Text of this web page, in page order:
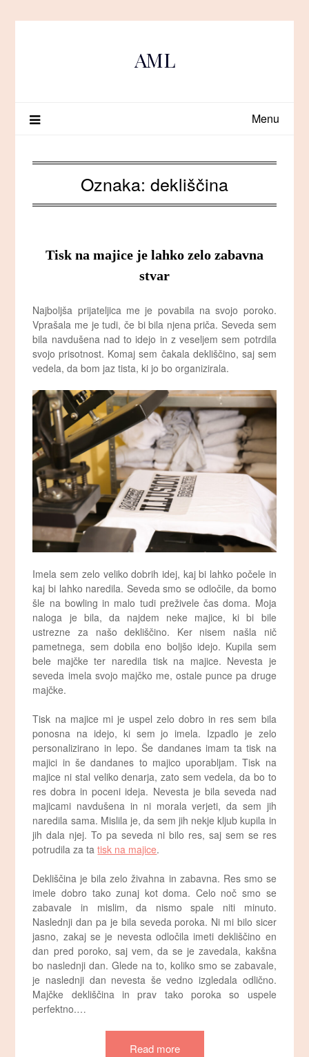
AML
Menu
Oznaka: dekliščina
Tisk na majice je lahko zelo zabavna
stvar
Najboljša prijateljica me je povabila na svojo poroko.
Vprašala me je tudi, če bi bila njena priča. Seveda sem
bila navdušena nad to idejo in z veseljem sem potrdila
svojo prisotnost. Komaj sem čakala dekliščino, saj sem
vedela, da bom jaz tista, ki jo bo organizirala.
Imela sem zelo veliko dobrih idej, kaj bi lahko počele in
kaj bi lahko naredila. Seveda smo se odločile, da bomo
šle na bowling in malo tudi preživele čas doma. Moja
naloga je bila, da najdem neke majice, ki bi bile
ustrezne za našo dekliščino. Ker nisem našla nič
pametnega, sem dobila eno boljšo idejo. Kupila sem
bele majčke ter naredila tisk na majice. Nevesta je
seveda imela svojo majčko me, ostale punce pa druge
majčke.
Tisk na majice mi je uspel zelo dobro in res sem bila
ponosna na idejo, ki sem jo imela. Izpadlo je zelo
personalizirano in lepo. Še dandanes imam ta tisk na
majici in še dandanes to majico uporabljam. Tisk na
majice ni stal veliko denarja, zato sem vedela, da bo to
res dobra in poceni ideja. Nevesta je bila seveda nad
majicami navdušena in ni morala verjeti, da sem jih
naredila sama. Mislila je, da sem jih nekje kljub kupila in
jih dala njej. To pa seveda ni bilo res, saj sem se res
potrudila za tatisk na majice.
Dekliščina je bila zelo živahna in zabavna. Res smo se
imele dobro tako zunaj kot doma. Celo noč smo se
zabavale in mislim, da nismo spale niti minuto.
Naslednji dan pa je bila seveda poroka. Ni mi bilo sicer
jasno, zakaj se je nevesta odločila imeti dekliščino en
dan pred poroko, saj vem, da se je zavedala, kakšna
bo naslednji dan. Glede na to, koliko smo se zabavale,
je naslednji dan nevesta še vedno izgledala odlično.
Majčke dekliščina in prav tako poroka so uspele
perfektno.…
Read more